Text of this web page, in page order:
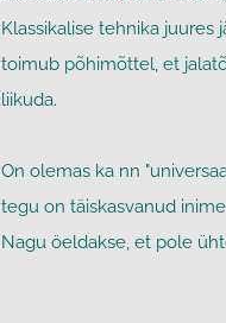
Klassikalise tehnika juures
toimub põhimõttel, et
liikuda.
On olemas ka nn
tegu on täiskasvanud
Nagu öeldakse, et pole